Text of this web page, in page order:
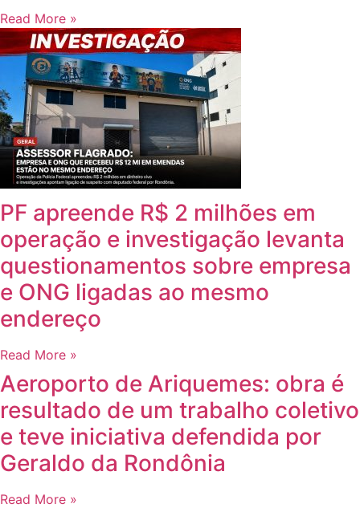
Read More »
PF apreende R$ 2 milhões em
operação e investigação levanta
questionamentos sobre empresa
e ONG ligadas ao mesmo
endereço
Read More »
Aeroporto de Ariquemes: obra é
resultado de um trabalho coletivo
e teve iniciativa defendida por
Geraldo da Rondônia
Read More »